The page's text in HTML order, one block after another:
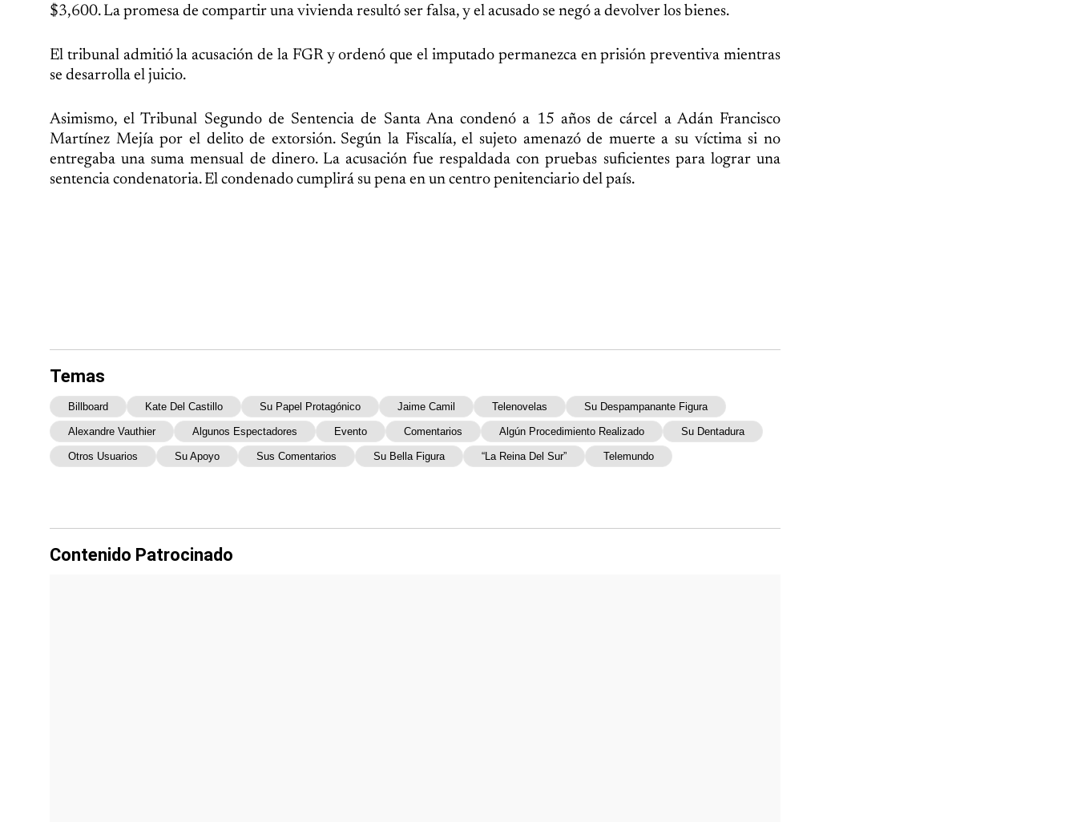
$3,600. La promesa de compartir una vivienda resultó ser falsa, y el acusado se negó a devolver los bienes.
El tribunal admitió la acusación de la FGR y ordenó que el imputado permanezca en prisión preventiva mientras
se desarrolla el juicio.
Asimismo, el Tribunal Segundo de Sentencia de Santa Ana condenó a 15 años de cárcel a Adán Francisco
Martínez Mejía por el delito de extorsión. Según la Fiscalía, el sujeto amenazó de muerte a su víctima si no
entregaba una suma mensual de dinero. La acusación fue respaldada con pruebas suficientes para lograr una
sentencia condenatoria. El condenado cumplirá su pena en un centro penitenciario del país.
Temas
Billboard Kate Del Castillo Su Papel Protagónico Jaime Camil Telenovelas Su Despampanante Figura
Alexandre Vauthier Algunos Espectadores Evento Comentarios Algún Procedimiento Realizado Su Dentadura
Otros Usuarios Su Apoyo Sus Comentarios Su Bella Figura “La Reina Del Sur” Telemundo
Contenido Patrocinado